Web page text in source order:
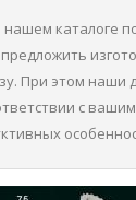
каталоге
При этом наши
с